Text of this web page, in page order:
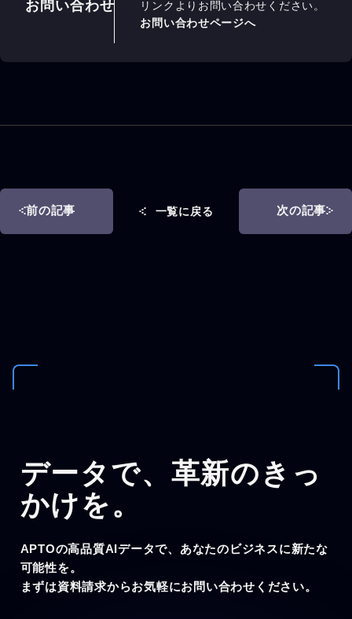
お問い合わせ
リンクよりお問い合わせください。
お問い合わせページへ
前の記事 一覧に戻る 次の記事
データで、 革新のきっ
かけを。
APTOの高品質AIデータで、あなたのビジネスに新たな
可能性を。
まずは資料請求からお気軽にお問い合わせください。